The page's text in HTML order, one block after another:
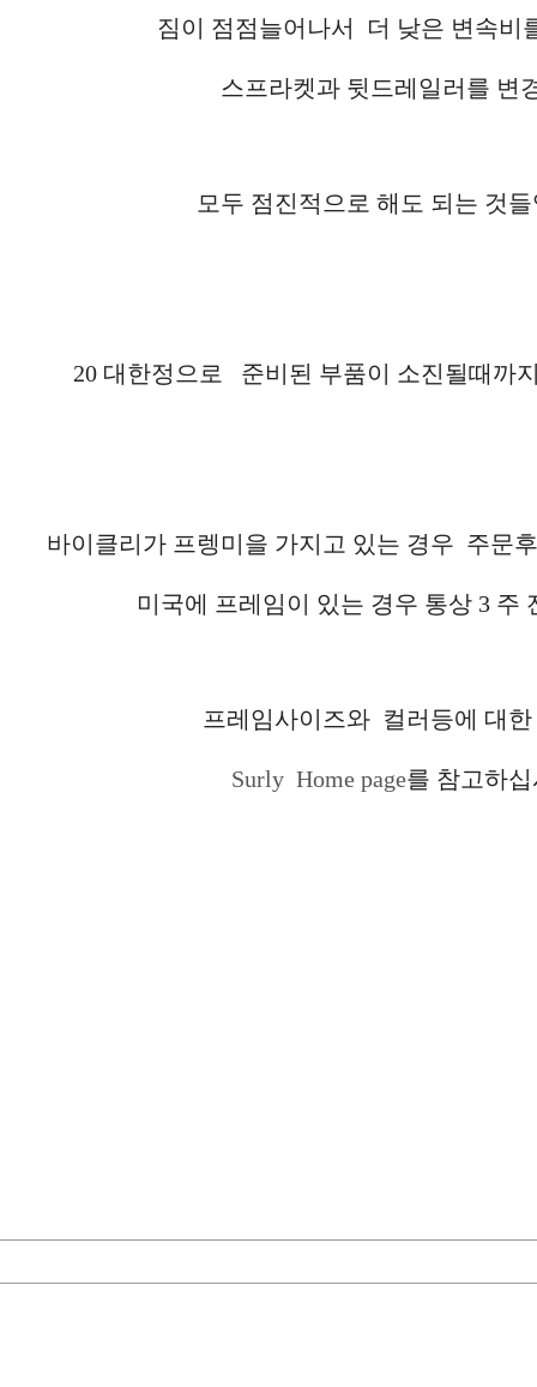
짐이 점점늘어나서 더 낮은 변속비
스프라켓과 뒷드레일러를 변
모두 점진적으로 해도 되는 것
20 대한정으로 준비된 부품이 소진될때까
바이클리가 프렝미을 가지고 있는 경우 주문
미국에 프레임이 있는 경우 통상 3 주
프레임사이즈와 컬러등에 대한
Surly Home page를 참고하